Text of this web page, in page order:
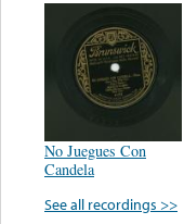
No Juegues Con
Candela
See all recordings >>